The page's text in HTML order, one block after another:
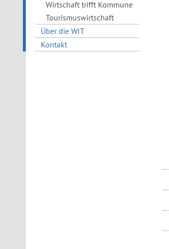
Wirtschaft trifft Kommune
Tourismuswirtschaft
Über die WIT
Kontakt